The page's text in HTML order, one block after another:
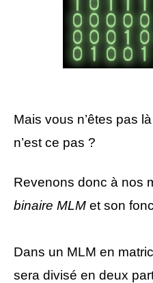
Mais vous n’êtes pas
n’est ce pas ?
Revenons donc à nos
binaire MLM et son
Dans un MLM en
sera divisé en deux